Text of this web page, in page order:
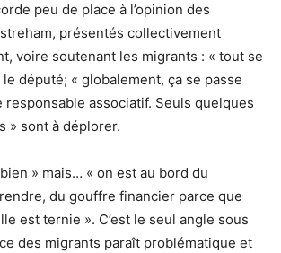
peu de place à l’opinion des
présentés collectivement
voire soutenant les migrants : « tout se
député; « globalement, ça se passe
responsable associatif. Seuls quelques
» sont à déplorer.
» mais… « on est au bord du
du gouffre financier parce que
est ternie ». C’est le seul angle sous
des migrants paraît problématique et